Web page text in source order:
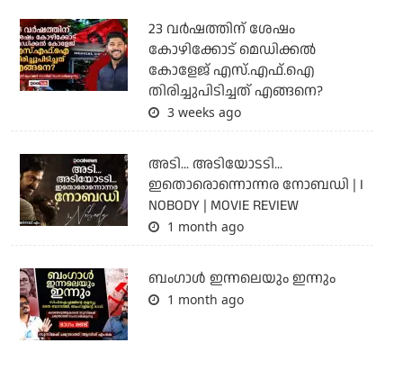
23 വർഷത്തിന് ശേഷം
കോഴിക്കോട് മെഡിക്കൽ
കോളേജ് എസ്.എഫ്.ഐ
തിരിച്ചുപിടിച്ചത് എങ്ങനെ?
3 weeks ago
അടി... അടിയോടടി...
ഇതൊരൊന്നൊന്നര നോബഡി | I
NOBODY | MOVIE REVIEW
1 month ago
ബംഗാള്‍ ഇന്നലെയും ഇന്നും
1 month ago